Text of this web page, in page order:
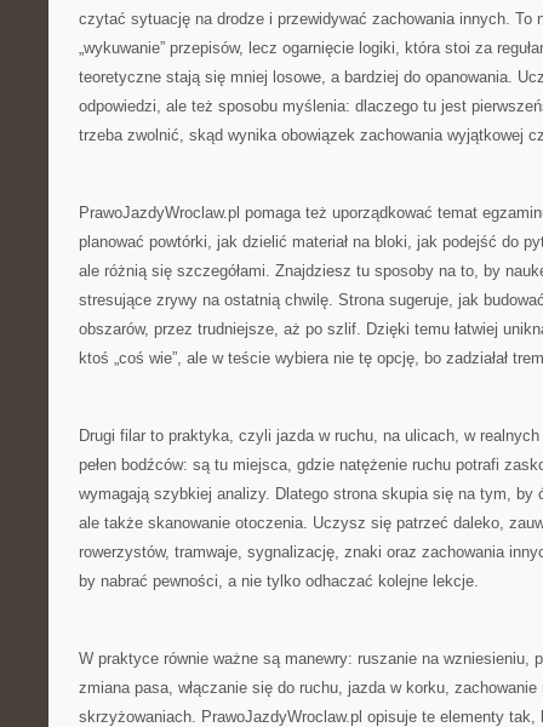
czytać sytuację na drodze i przewidywać zachowania innych. To
„wykuwanie” przepisów, lecz ogarnięcie logiki, która stoi za
teoretyczne stają się mniej losowe, a bardziej do opanowania.
odpowiedzi, ale też sposobu myślenia: dlaczego tu jest
trzeba zwolnić, skąd wynika obowiązek zachowania wyjątkowej
PrawoJazdyWroclaw.pl pomaga też uporządkować temat
planować powtórki, jak dzielić materiał na bloki, jak podejść do
ale różnią się szczegółami. Znajdziesz tu sposoby na to, by
stresujące zrywy na ostatnią chwilę. Strona sugeruje, jak
obszarów, przez trudniejsze, aż po szlif. Dzięki temu łatwiej
ktoś „coś wie”, ale w teście wybiera nie tę opcję, bo zadziałał
Drugi filar to praktyka, czyli jazda w ruchu, na ulicach, w realnych
pełen bodźców: są tu miejsca, gdzie natężenie ruchu potrafi
wymagają szybkiej analizy. Dlatego strona skupia się na tym, by
ale także skanowanie otoczenia. Uczysz się patrzeć daleko,
rowerzystów, tramwaje, sygnalizację, znaki oraz zachowania
by nabrać pewności, a nie tylko odhaczać kolejne lekcje.
W praktyce równie ważne są manewry: ruszanie na wzniesieniu,
zmiana pasa, włączanie się do ruchu, jazda w korku, zachowanie
skrzyżowaniach. PrawoJazdyWroclaw.pl opisuje te elementy tak,